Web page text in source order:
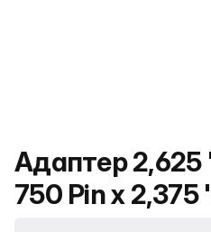
Название
Адаптер 2,625
750 Pin x 2,375